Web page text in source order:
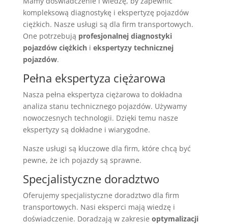
kompleksową diagnostykę i ekspertyzę pojazdów
ciężkich. Nasze usługi są dla firm transportowych.
One potrzebują profesjonalnej diagnostyki
pojazdów ciężkichi ekspertyzy technicznej
pojazdów.
Pełna ekspertyza ciężarowa
Nasza pełna ekspertyza ciężarowa to dokładna
analiza stanu technicznego pojazdów. Używamy
nowoczesnych technologii. Dzięki temu nasze
ekspertyzy są dokładne i wiarygodne.
Nasze usługi są kluczowe dla firm, które chcą być
pewne, że ich pojazdy są sprawne.
Specjalistyczne doradztwo
Oferujemy specjalistyczne doradztwo dla firm
transportowych. Nasi eksperci mają wiedzę i
doświadczenie. Doradzają w zakresie optymalizacji